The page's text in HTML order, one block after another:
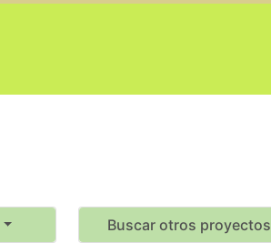
Buscar otros proyectos